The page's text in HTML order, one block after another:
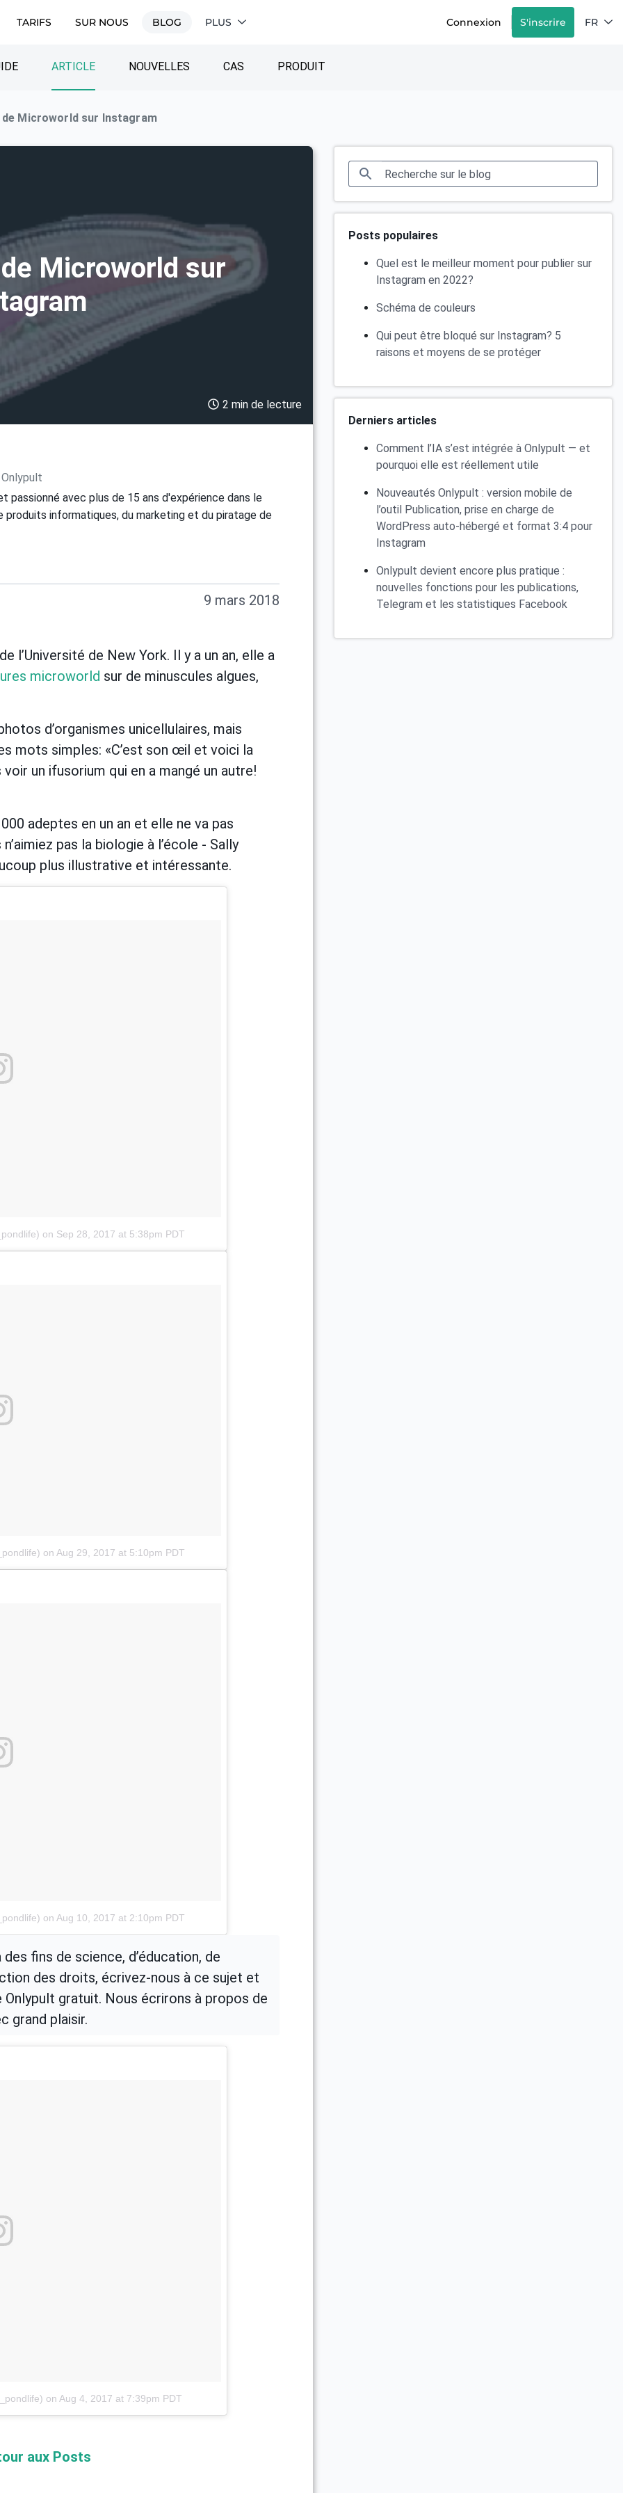
TARIFS SUR NOUS BLOG PLUS Connexion S'inscrire FR
ARTICLE NOUVELLES CAS PRODUIT
Microworld sur Instagram
Microworld sur
2 min de lecture
passionné avec plus de 15 ans d'expérience dans le
produits informatiques, du marketing et du piratage de
9 mars 2018
l’Université de New York. Il y a un an, elle a
microworld sur de minuscules algues,
d’organismes unicellulaires, mais
mots simples: «C’est son œil et voici la
un ifusorium qui en a mangé un autre!
adeptes en un an et elle ne va pas
pas la biologie à l’école - Sally
plus illustrative et intéressante.
on Sep 28, 2017 at 5:38pm PDT
on Aug 29, 2017 at 5:10pm PDT
on Aug 10, 2017 at 2:10pm PDT
fins de science, d’éducation, de
des droits, écrivez-nous à ce sujet et
gratuit. Nous écrirons à propos de
grand plaisir.
on Aug 4, 2017 at 7:39pm PDT
aux Posts
Posts populaires
Quel est le meilleur moment pour publier sur
Instagram en 2022?
Schéma de couleurs
Qui peut être bloqué sur Instagram? 5
raisons et moyens de se protéger
Derniers articles
Comment l’IA s’est intégrée à Onlypult — et
pourquoi elle est réellement utile
Nouveautés Onlypult : version mobile de
l’outil Publication, prise en charge de
WordPress auto-hébergé et format 3:4 pour
Instagram
Onlypult devient encore plus pratique :
nouvelles fonctions pour les publications,
Telegram et les statistiques Facebook